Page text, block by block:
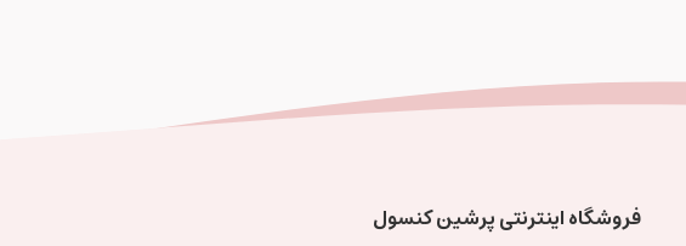
فروشگاه اینترنتی پرشین کنسول